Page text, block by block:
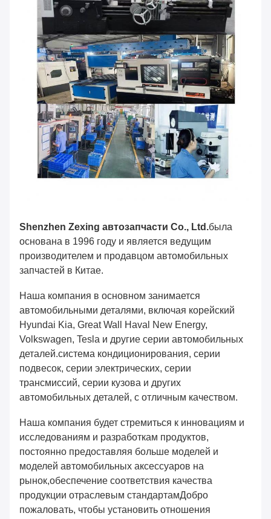
Shenzhen Zexing автозапчасти Co., Ltd.была
основана в 1996 году и является ведущим
производителем и продавцом автомобильных
запчастей в Китае.
Наша компания в основном занимается
автомобильными деталями, включая корейский
Hyundai Kia, Great Wall Haval New Energy,
Volkswagen, Tesla и другие серии автомобильных
деталей.система кондиционирования, серии
подвесок, серии электрических, серии
трансмиссий, серии кузова и других
автомобильных деталей, с отличным качеством.
Наша компания будет стремиться к инновациям и
исследованиям и разработкам продуктов,
постоянно предоставляя больше моделей и
моделей автомобильных аксессуаров на
рынок,обеспечение соответствия качества
продукции отраслевым стандартамДобро
пожаловать, чтобы установить отношения